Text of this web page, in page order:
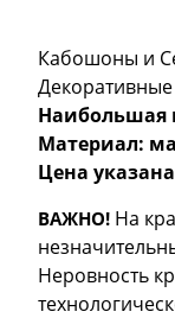
Кабошоны и
Наибольшая
Материал:
Цена
ВАЖНО! На
Неровность